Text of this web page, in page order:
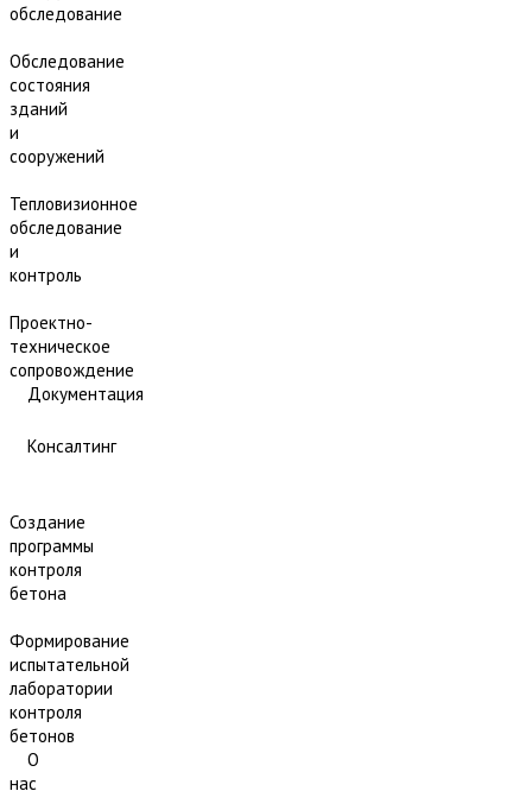
обследование
Обследование
состояния
зданий
и
сооружений
Тепловизионное
обследование
и
контроль
Проектно-
техническое
сопровождение
Документация
Консалтинг
Создание
программы
контроля
бетона
Формирование
испытательной
лаборатории
контроля
бетонов
О
нас